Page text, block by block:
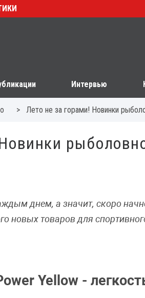
Интервью
> Лето не за горами! Новинки
днем, а значит, скоро
новых товаров для
Yellow -